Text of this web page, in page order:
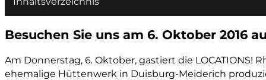
Besuchen Sie uns am 6. Oktober 2016
Am Donnerstag, 6. Oktober, gastiert die
ehemalige Hüttenwerk in Duisburg-Meiderich